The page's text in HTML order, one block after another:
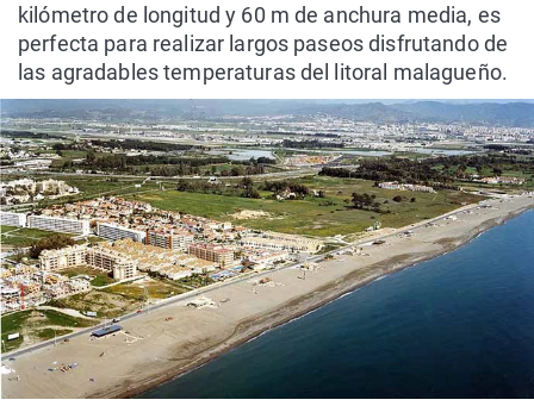
kilómetro de longitud y 60 m de anchura media, es
perfecta para realizar largos paseos disfrutando de
las agradables temperaturas del litoral malagueño.